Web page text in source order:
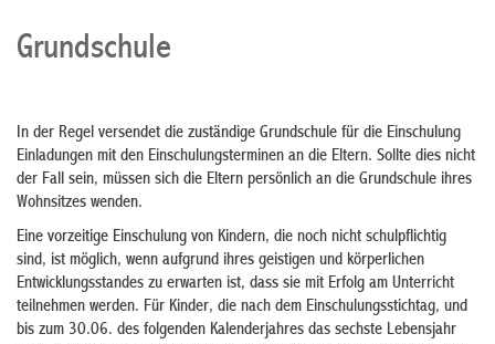
Grundschule
In der Regel versendet die zuständige Grundschule für die Einschulung
Einladungen mit den Einschulungsterminen an die Eltern. Sollte dies nicht
der Fall sein, müssen sich die Eltern persönlich an die Grundschule ihres
Wohnsitzes wenden.
Eine vorzeitige Einschulung von Kindern, die noch nicht schulpflichtig
sind, ist möglich, wenn aufgrund ihres geistigen und körperlichen
Entwicklungsstandes zu erwarten ist, dass sie mit Erfolg am Unterricht
teilnehmen werden. Für Kinder, die nach dem Einschulungsstichtag, und
bis zum 30.06. des folgenden Kalenderjahres das sechste Lebensjahr